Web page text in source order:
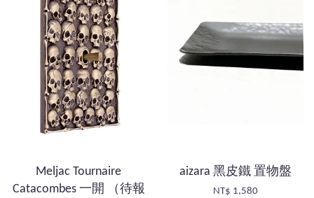
Meljac Tournaire
Catacombes 一開 （待報
aizara 黑皮鐵 置物盤
NT$ 1,580